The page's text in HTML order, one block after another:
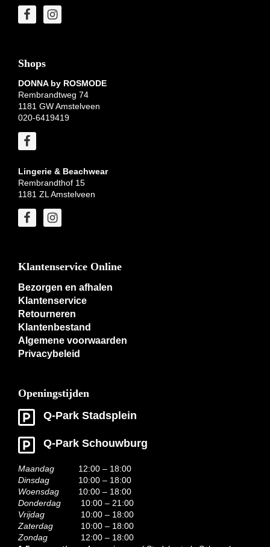
Shops
DONNA by ROSMODE
Rembrandtweg 74
1181 GW Amstelveen
020-6419419
Lingerie & Beachwear
Rembrandthof 15
1181 ZL Amstelveen
Klantenservice Online
Bezorgen en afhalen
Klantenservice
Retourneren
Klantenbestand
Algemene voorwaarden
Privacybeleid
Openingstijden
Q-Park Stadsplein
Q-Park Schouwburg
Maandag
12:00 – 18:00
Dinsdag
10:00 – 18:00
Woensdag
10:00 – 18:00
Donderdag
10:00 – 21:00
Vrijdag
10:00 – 18:00
Zaterdag
10:00 – 18:00
Zondag
12:00 – 18:00